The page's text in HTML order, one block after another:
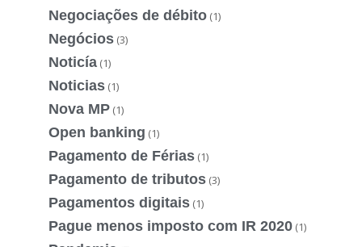
Negociações de débito (1)
Negócios (3)
Noticía (1)
Noticias (1)
Nova MP (1)
Open banking (1)
Pagamento de Férias (1)
Pagamento de tributos (3)
Pagamentos digitais (1)
Pague menos imposto com IR 2020 (1)